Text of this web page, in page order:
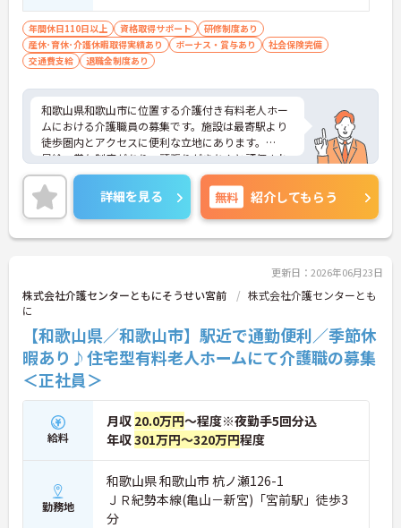
年間休日110日以上 資格取得サポート
研修制度あり
産休･育休･介護休暇取得実績あり
ボーナス・賞与あり
社会保険完備
交通費支給
退職金制度あり
和歌山県和歌山市に位置する介護付き有料老人ホー
ムにおける介護職員の募集です。施設は最寄駅より
徒歩圏内とアクセスに便利な立地にあります。
昇給・賞与制度があり、頑張りがきちんと評価され
る職場です。また、研修制度・資格取得支援制度が
あり、働きながらスキルアップが目指せる環境で
す。
ご興味のある方には、面接対策ポイントなど、さら
に詳細をご案内しますのでお気軽にご相談くださ
詳細を見る 無料 紹介してもらう
更新日：2026年06月23日
株式会社介護センターともにそうせい宮前
株式会社介護センターとも
に
【和歌山県／和歌山市】駅近で通勤便利／季節休
暇あり♪住宅型有料老人ホームにて介護職の募集
＜正社員＞
給料
月収 20.0万円～程度※夜勤手5回分込
年収301万円～320万円程度
勤務地
和歌山県 和歌山市 杭ノ瀬126-1
ＪＲ紀勢本線(亀山－新宮)「宮前駅」徒歩3
分